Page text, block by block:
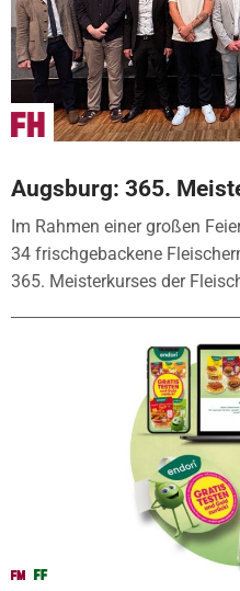
Augsburg: 365.
Im Rahmen einer großen
34 frischgebackene
365. Meisterkurses der